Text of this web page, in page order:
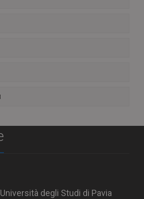
degli Studi di Pavia